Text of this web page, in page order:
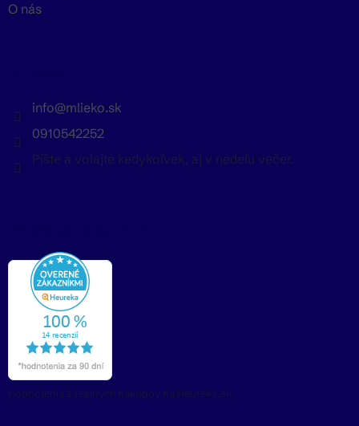
O nás
info@mlieko.sk
0910542252
Píšte a volajte kedykoľvek, aj v nedeľu večer.
Hodnotenia z reálnych nákupov na Heureka.sk